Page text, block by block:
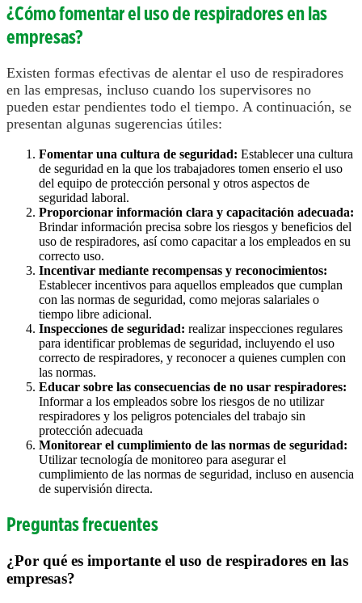
¿Cómo fomentar el uso de respiradores en las
empresas?
Existen formas efectivas de alentar el uso de respiradores
en las empresas, incluso cuando los supervisores no
pueden estar pendientes todo el tiempo. A continuación, se
presentan algunas sugerencias útiles:
Fomentar una cultura de seguridad: Establecer una cultura
de seguridad en la que los trabajadores tomen enserio el uso
del equipo de protección personal y otros aspectos de
seguridad laboral.
Proporcionar información clara y capacitación adecuada:
Brindar información precisa sobre los riesgos y beneficios del
uso de respiradores, así como capacitar a los empleados en su
correcto uso.
Incentivar mediante recompensas y reconocimientos:
Establecer incentivos para aquellos empleados que cumplan
con las normas de seguridad, como mejoras salariales o
tiempo libre adicional.
Inspecciones de seguridad: realizar inspecciones regulares
para identificar problemas de seguridad, incluyendo el uso
correcto de respiradores, y reconocer a quienes cumplen con
las normas.
Educar sobre las consecuencias de no usar respiradores:
Informar a los empleados sobre los riesgos de no utilizar
respiradores y los peligros potenciales del trabajo sin
protección adecuada
Monitorear el cumplimiento de las normas de seguridad:
Utilizar tecnología de monitoreo para asegurar el
cumplimiento de las normas de seguridad, incluso en ausencia
de supervisión directa.
Preguntas frecuentes
¿Por qué es importante el uso de respiradores en las
empresas?